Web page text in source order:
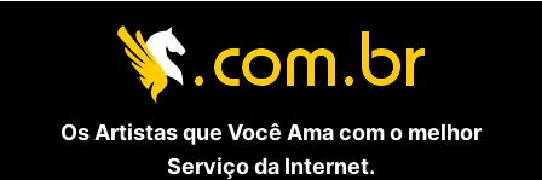
Os Artistas que Você Ama com o melhor
Serviço da Internet.